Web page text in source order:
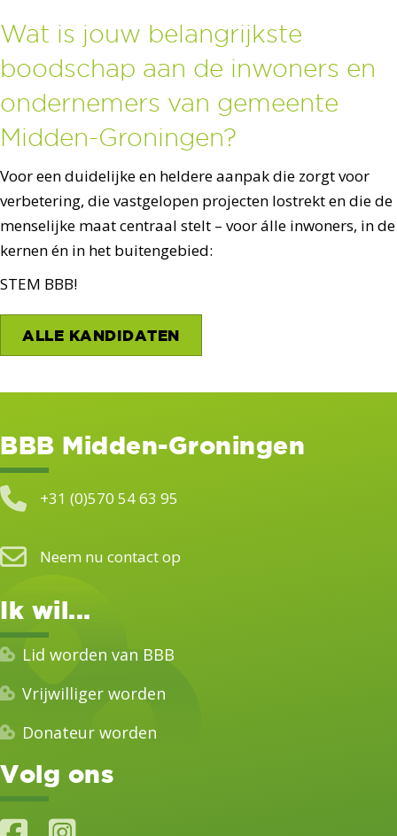
Wat is jouw belangrijkste
boodschap aan de inwoners en
ondernemers van gemeente
Midden-Groningen?
Voor een duidelijke en heldere aanpak die zorgt voor
verbetering, die vastgelopen projecten lostrekt en die de
menselijke maat centraal stelt – voor álle inwoners, in de
kernen én in het buitengebied:
STEM BBB!
ALLE KANDIDATEN
BBB Midden-Groningen
+31 (0)570 54 63 95
Neem nu contact op
Ik wil...
Lid worden van BBB
Vrijwilliger worden
Donateur worden
Volg ons